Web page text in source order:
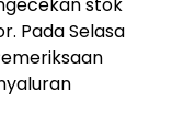
stok
Pada Selasa